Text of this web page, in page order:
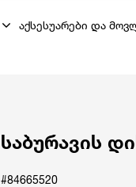
აქსესუარები და
საბურავის
#84665520